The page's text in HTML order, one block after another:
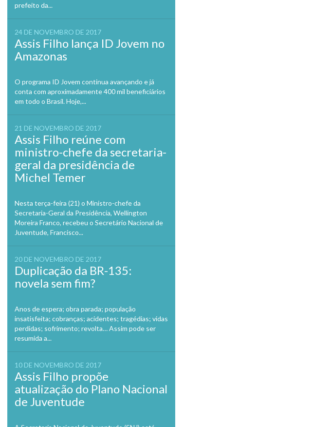
prefeito da...
24 DE NOVEMBRO DE 2017
Assis Filho lança ID Jovem no
Amazonas
O programa ID Jovem continua avançando e já
conta com aproximadamente 400 mil beneficiários
em todo o Brasil. Hoje,...
21 DE NOVEMBRO DE 2017
Assis Filho reúne com
ministro-chefe da secretaria-
geral da presidência de
Michel Temer
Nesta terça-feira (21) o Ministro-chefe da
Secretaria-Geral da Presidência, Wellington
Moreira Franco, recebeu o Secretário Nacional de
Juventude, Francisco...
20 DE NOVEMBRO DE 2017
Duplicação da BR-135:
novela sem fim?
Anos de espera; obra parada; população
insatisfeita; cobranças; acidentes; tragédias; vidas
perdidas; sofrimento; revolta… Assim pode ser
resumida a...
10 DE NOVEMBRO DE 2017
Assis Filho propõe
atualização do Plano Nacional
de Juventude